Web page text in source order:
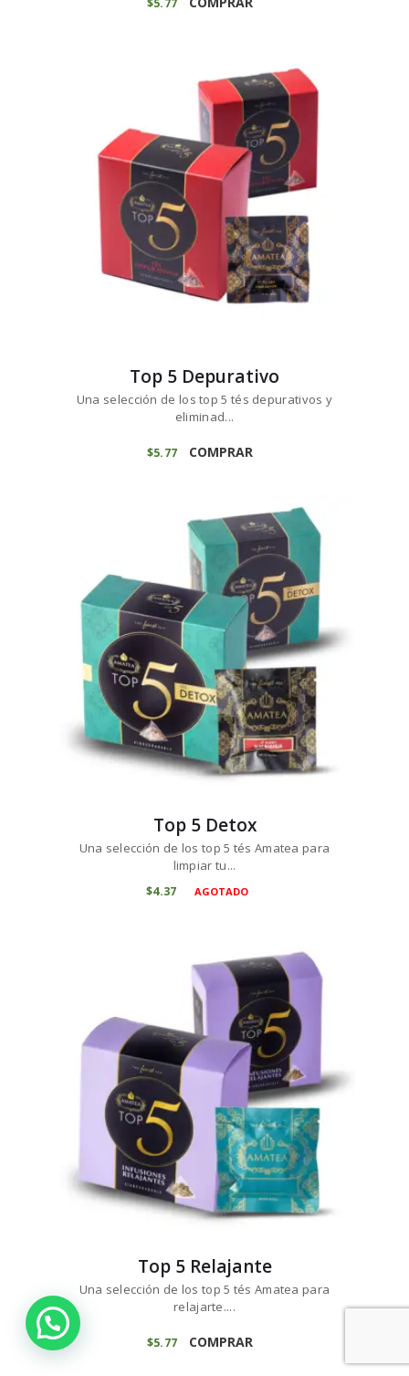
$5 77
Top 5 Depurativo
Una selección de los top 5 tés depurativos y
eliminad...
$5 77 COMPRAR
Top 5 Detox
Una selección de los top 5 tés Amatea para
limpiar tu...
$4 37 AGOTADO
Top 5 Relajante
Una selección de los top 5 tés Amatea para
relajarte....
$5 77 COMPRAR